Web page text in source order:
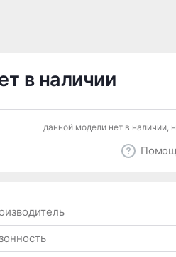
резины
в наличии
данной модели нет в наличии,